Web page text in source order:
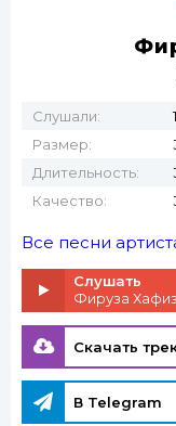
Слушали:
Размер:
Длительность:
Качество:
Все песни
Слушать
Фируза
Скачать
В Telegram